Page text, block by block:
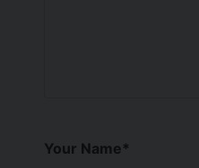
Your Name*